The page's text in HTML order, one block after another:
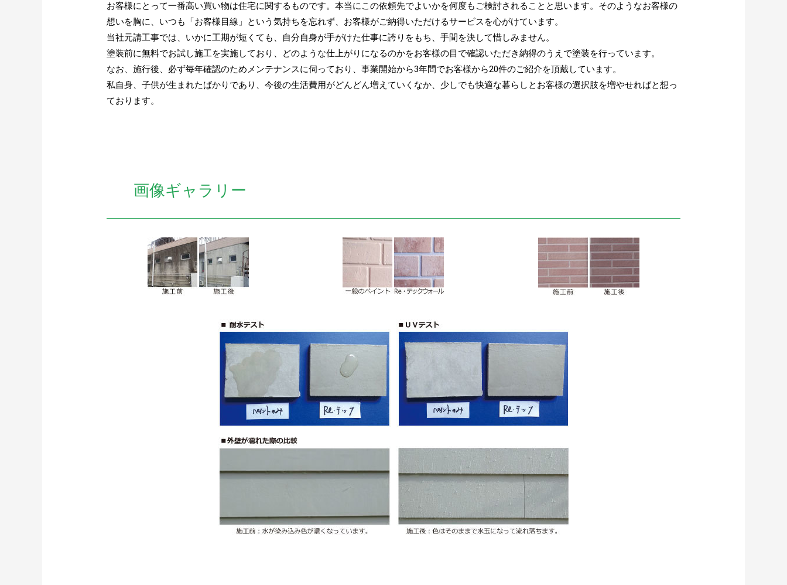
お客様にとって一番高い買い物は住宅に関するものです。本当にこの依頼先でよいかを何度もご検討されることと思います。そのようなお客様の
想いを胸に、いつも「お客様目線」という気持ちを忘れず、お客様がご納得いただけるサービスを心がけています。
当社元請工事では、いかに工期が短くても、自分自身が手がけた仕事に誇りをもち、手間を決して惜しみません。
塗装前に無料でお試し施工を実施しており、どのような仕上がりになるのかをお客様の目で確認いただき納得のうえで塗装を行っています。
なお、施行後、必ず毎年確認のためメンテナンスに伺っており、事業開始から3年間でお客様から20件のご紹介を頂戴しています。
私自身、子供が生まれたばかりであり、今後の生活費用がどんどん増えていくなか、少しでも快適な暮らしとお客様の選択肢を増やせればと想っ
ております。
画像ギャラリー